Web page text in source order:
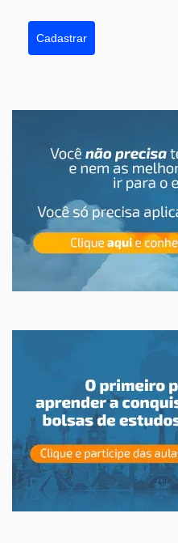
Cadastrar